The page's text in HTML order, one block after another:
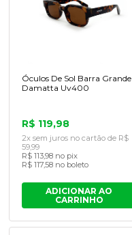
Óculos De Sol Barra Grande
Damatta Uv400
R$ 119,98
2x sem juros no cartão de R$
59,99
R$ 113,98 no pix
R$ 117,58 no boleto
ADICIONAR AO
CARRINHO